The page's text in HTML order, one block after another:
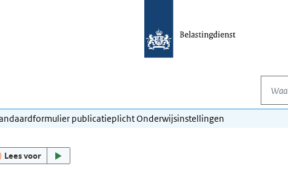
Waar
publicatieplicht Onderwijsinstellingen
Lees voor